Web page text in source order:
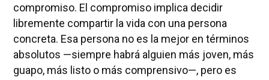
compromiso. El compromiso implica decidir
libremente compartir la vida con una persona
concreta. Esa persona no es la mejor en términos
absolutos —siempre habrá alguien más joven, más
guapo, más listo o más comprensivo—, pero es